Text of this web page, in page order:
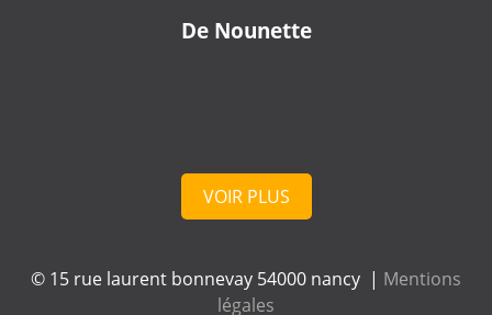
"Travail rapide et soigné. Je
Venu à Montois-la-Montagne
VOIR PLUS
© 15 rue laurent bonnevay 54000 nancy | Mentions
légales